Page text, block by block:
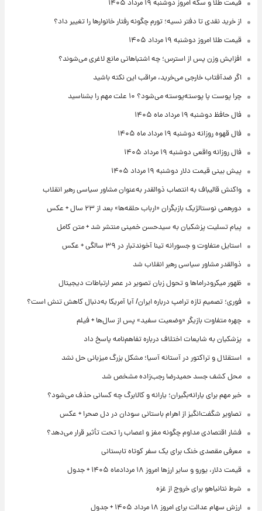
قیمت طلا و سکه امروز دوشنبه ۱۹ مرداد ۱۴۰۵
از خرید نقدی تا دفتر نسیه؛ تورم چگونه رفتار خانوارها را تغییر داد؟
قیمت طلا امروز دوشنبه ۱۹ مرداد ۱۴۰۵
افزایش وزن پس از استرس؛ چه اشتباهاتی مانع لاغری می‌شوند؟
اگر ضدآفتاب خارجی می‌خرید، مراقب این نکته باشید
چرا پوست پا پوسته‌پوسته می‌شود؟ ۱۰ علت مهم را بشناسید
فال حافظ دوشنبه ۱۹ مرداد ماه ۱۴۰۵
فال قهوه روزانه دوشنبه ۱۹ مرداد ماه ۱۴۰۵
فال روزانه واقعی دوشنبه ۱۹ مرداد ۱۴۰۵
پیش‌ بینی قیمت دلار دوشنبه ۱۹ مرداد ۱۴۰۵
واکنش قالیباف به انتصاب ذوالقدر به‌عنوان مشاور سیاسی رهبر انقلاب
دورهمی نوستالژیک بازیگران «ارباب حلقه‌ها» بعد از ۲۳ سال + عکس
پیام تسلیت پزشکیان به سیدحسن خمینی منتشر شد + متن کامل
استایل متفاوت و جسورانه تینا آخوندتبار در ۳۹ سالگی + عکس
ذوالقدر مشاور سیاسی رهبر انقلاب شد
ظهور میکرودراماها و تحول زبان تصویر در عصر ارتباطات دیجیتال
فوری؛ تصمیم تازه ترامپ درباره ایران/ آیا آمریکا به‌دنبال کاهش تنش است؟
چهره متفاوت بازیگر «وضعیت سفید» پس از سال‌ها + فیلم
پزشکیان به شایعات اختلاف درباره تفاهم‌نامه پاسخ داد
استقلال و تراکتور در آستانه آسیا؛ مشکل بزرگ میزبانی حل نشد
محل کشف جسد حمیدرضا رجب‌زاده مشخص شد
خبر مهم برای یارانه‌بگیران؛ یارانه و کالابرگ چه کسانی حذف می‌شود؟
تصاویر شگفت‌انگیز از اهرام باستانی سودان در دل صحرا + عکس
فشار اقتصادی مداوم چگونه مغز و اعصاب را تحت تأثیر قرار می‌دهد؟
معرفی مقصدی خنک برای یک سفر کوتاه تابستانی
قیمت دلار، یورو و سایر ارزها امروز ۱۸ مردادماه ۱۴۰۵ + جدول
شرط نتانیاهو برای خروج از غزه
ارزش سهام عدالت برای امروز ۱۸ مرداد ۱۴۰۵ + جدول